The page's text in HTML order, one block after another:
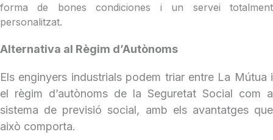
forma de bones condiciones i un servei totalment
personalitzat.
Alternativa al Règim d’Autònoms
Els enginyers industrials podem triar entre La Mútua i
el règim d’autònoms de la Seguretat Social com a
sistema de previsió social, amb els avantatges que
això comporta.